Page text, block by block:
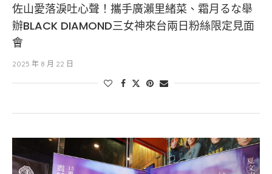
佐山愛落淚吐心聲！攜手廣瀨里緒菜、霜月るな舉
辦BLACK DIAMOND三女神來台兩日粉絲限定見面
會
2025 年 8 月 22 日